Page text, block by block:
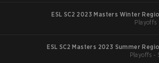
ESL SC2 2023 Masters Winter
Playoffs
ESL SC2 Masters 2023 Summer
Playoffs -